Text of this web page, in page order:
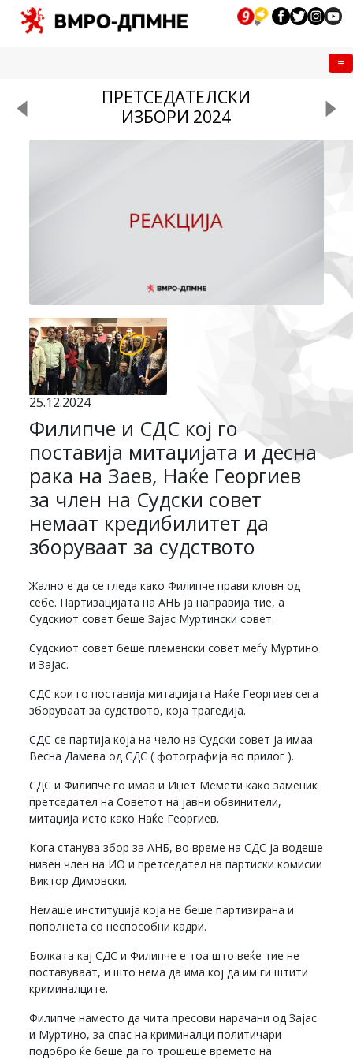
ПРЕТСЕДАТЕЛСКИ
ИЗБОРИ 2024
25.12.2024
Филипче и СДС кој го
поставија митаџијата и десна
рака на Заев, Наќе Георгиев
за член на Судски совет
немаат кредибилитет да
зборуваат за судството
Жално е да се гледа како Филипче прави кловн од
себе. Партизацијата на АНБ ја направија тие, а
Судскиот совет беше Зајас Муртински совет.
Судскиот совет беше племенски совет меѓу Муртино
и Зајас.
СДС кои го поставија митаџијата Наќе Георгиев сега
зборуваат за судството, која трагедија.
СДС се партија која на чело на Судски совет ја имаа
Весна Дамева од СДС ( фотографија во прилог ).
СДС и Филипче го имаа и Иџет Мемети како заменик
претседател на Советот на јавни обвинители,
митаџија исто како Наќе Георгиев.
Кога станува збор за АНБ, во време на СДС ја водеше
нивен член на ИО и претседател на партиски комисии
Виктор Димовски.
Немаше институција која не беше партизирана и
пополнета со неспособни кадри.
Болката кај СДС и Филипче е тоа што веќе тие не
поставуваат, и што нема да има кој да им ги штити
криминалците.
Филипче наместо да чита пресови нарачани од Зајас
и Муртино, за спас на криминалци политичари
подобро ќе беше да го трошеше времето на